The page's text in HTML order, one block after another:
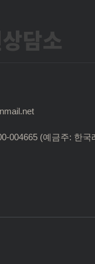
담소
004665 (예금주: 한국